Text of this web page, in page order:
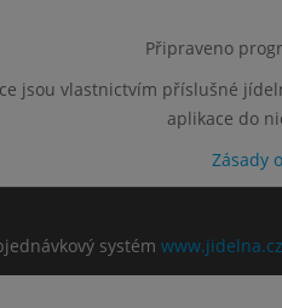
Připraveno
jsou vlastnictvím příslušné
aplikace do
Zásady
systém www.jidelna.cz